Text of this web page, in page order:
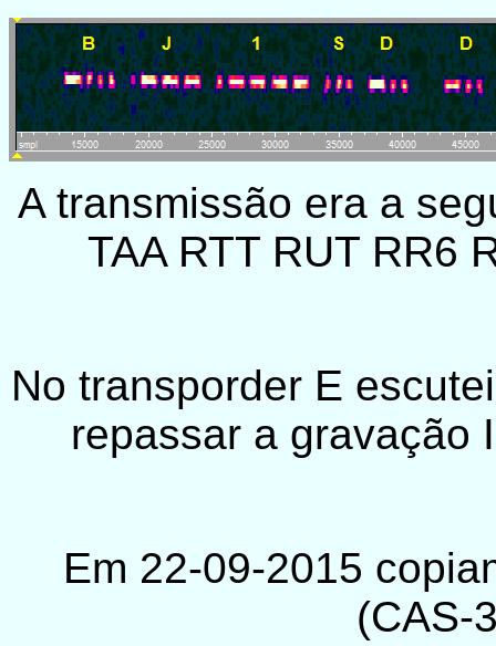
A transmissão era a
TAA RTT RUT RR6
No transporder E
repassar a gravação
Em 22-09-2015
(CAS-